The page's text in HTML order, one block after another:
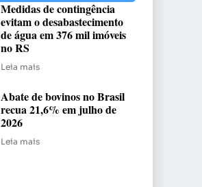
Medidas de contingência
evitam o desabastecimento
de água em 376 mil imóveis
no RS
Leia mais
Abate de bovinos no Brasil
recua 21,6% em julho de
2026
Leia mais